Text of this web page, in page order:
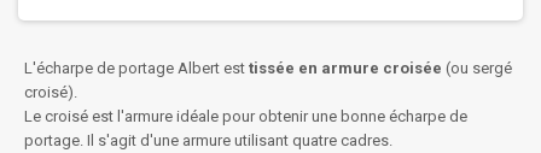
L'écharpe de portage Albert est tissée en armure croisée (ou sergé
croisé).
Le croisé est l'armure idéale pour obtenir une bonne écharpe de
portage. Il s'agit d'une armure utilisant quatre cadres.